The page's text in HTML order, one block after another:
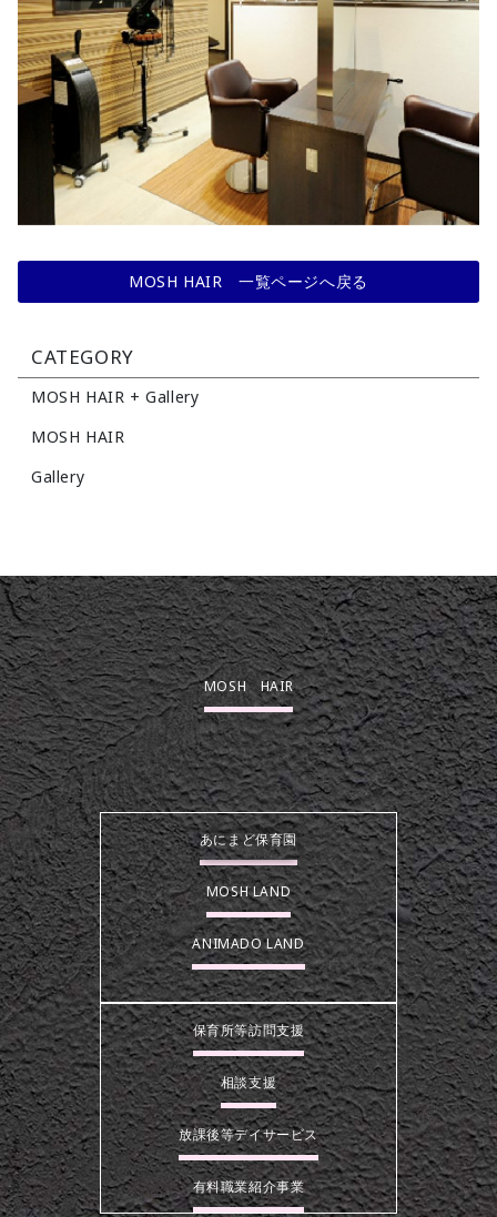
MOSH HAIR 一覧ページへ戻る
CATEGORY
MOSH HAIR + Gallery
MOSH HAIR
Gallery
MOSH HAIR
あにまど保育園
MOSH LAND
ANIMADO LAND
保育所等訪問支援
相談支援
放課後等デイサービス
有料職業紹介事業